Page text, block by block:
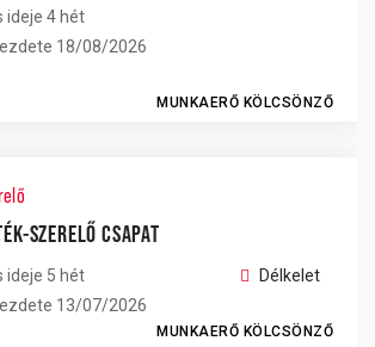
ideje 4 hét
18/08/2026
MUNKAERŐ KÖLCSÖNZŐ
SZERELŐ CSAPAT
ideje 5 hét
13/07/2026
Délkelet
MUNKAERŐ KÖLCSÖNZŐ